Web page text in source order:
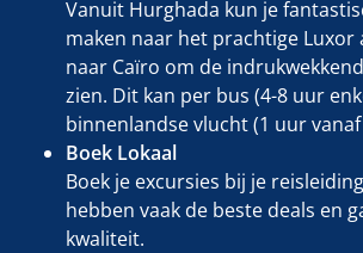
Vanuit Hurghada kun je
maken naar het prachtige Luxor
naar Caïro om de
zien. Dit kan per bus (4-8 uur
binnenlandse vlucht (1 uur
Boek Lokaal
Boek je excursies bij je
hebben vaak de beste deals en
kwaliteit.